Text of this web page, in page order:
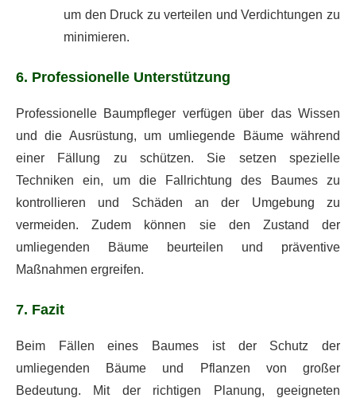
um den Druck zu verteilen und Verdichtungen zu
minimieren.
6. Professionelle Unterstützung
Professionelle Baumpfleger verfügen über das Wissen
und die Ausrüstung, um umliegende Bäume während
einer Fällung zu schützen. Sie setzen spezielle
Techniken ein, um die Fallrichtung des Baumes zu
kontrollieren und Schäden an der Umgebung zu
vermeiden. Zudem können sie den Zustand der
umliegenden Bäume beurteilen und präventive
Maßnahmen ergreifen.
7. Fazit
Beim Fällen eines Baumes ist der Schutz der
umliegenden Bäume und Pflanzen von großer
Bedeutung. Mit der richtigen Planung, geeigneten